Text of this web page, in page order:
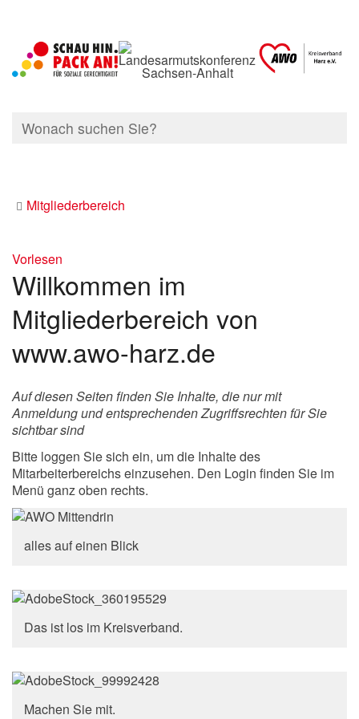
Mitgliederbereich
Vorlesen
Willkommen im
Mitgliederbereich von
www.awo-harz.de
Auf diesen Seiten finden Sie Inhalte, die nur mit
Anmeldung und entsprechenden Zugriffsrechten für Sie
sichtbar sind
Bitte loggen Sie sich ein, um die Inhalte des
Mitarbeiterbereichs einzusehen. Den Login finden Sie im
Menü ganz oben rechts.
alles auf einen Blick
Das ist los im Kreisverband.
Machen Sie mit.